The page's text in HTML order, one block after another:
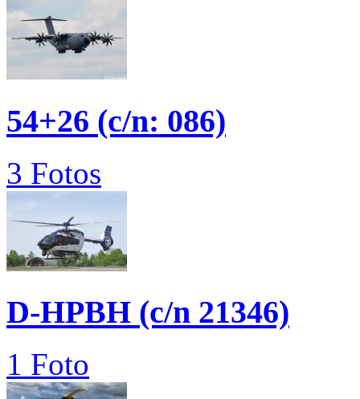
54+26 (c/n: 086)
3 Fotos
D-HPBH (c/n 21346)
1 Foto